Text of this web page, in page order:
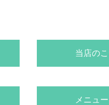
当店の
メニュ